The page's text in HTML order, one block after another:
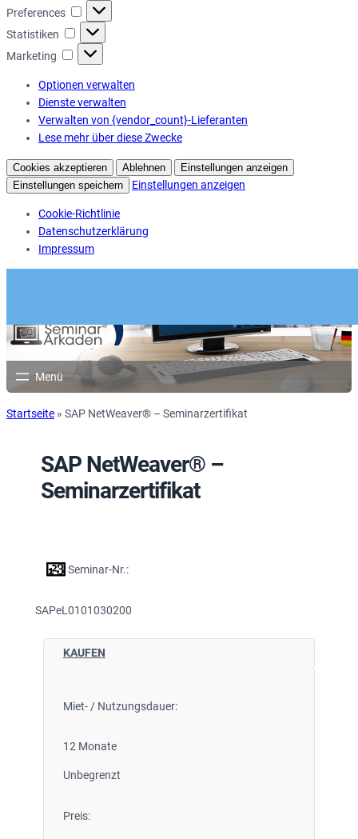
Preferences
Preferences
Statistiken Statistiken
Marketing Marketing
Optionen verwalten
Dienste verwalten
Verwalten von {vendor_count}-Lieferanten
Lese mehr über diese Zwecke
Cookies akzeptieren Ablehnen
Einstellungen anzeigen
Einstellungen speichern
Einstellungen anzeigen
Cookie-Richtlinie
Datenschutzerklärung
Impressum
Startseite » SAP NetWeaver® – Seminarzertifikat
SAP NetWeaver® –
Seminarzertifikat
Seminar-Nr.:
SAPeL0101030200
KAUFEN
Miet- / Nutzungsdauer:
12 Monate
Unbegrenzt
Preis: